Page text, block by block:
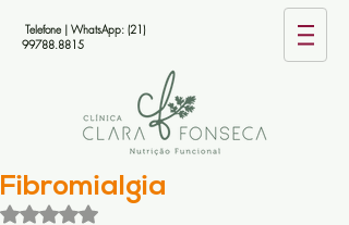
Telefone | WhatsApp: (21)
99788.8815
Fibromialgia
Avaliado com NaN de 5 estrelas.